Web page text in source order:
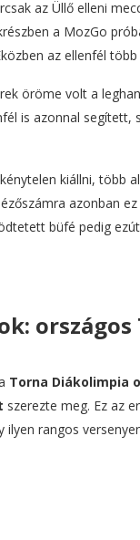
az Üllő elleni
a MozGo
az ellenfél
öröme volt a
is azonnal
kiállni, több
azonban
büfé pedig
Torna Diákolimpia
szerezte meg. Ez az
ilyen rangos